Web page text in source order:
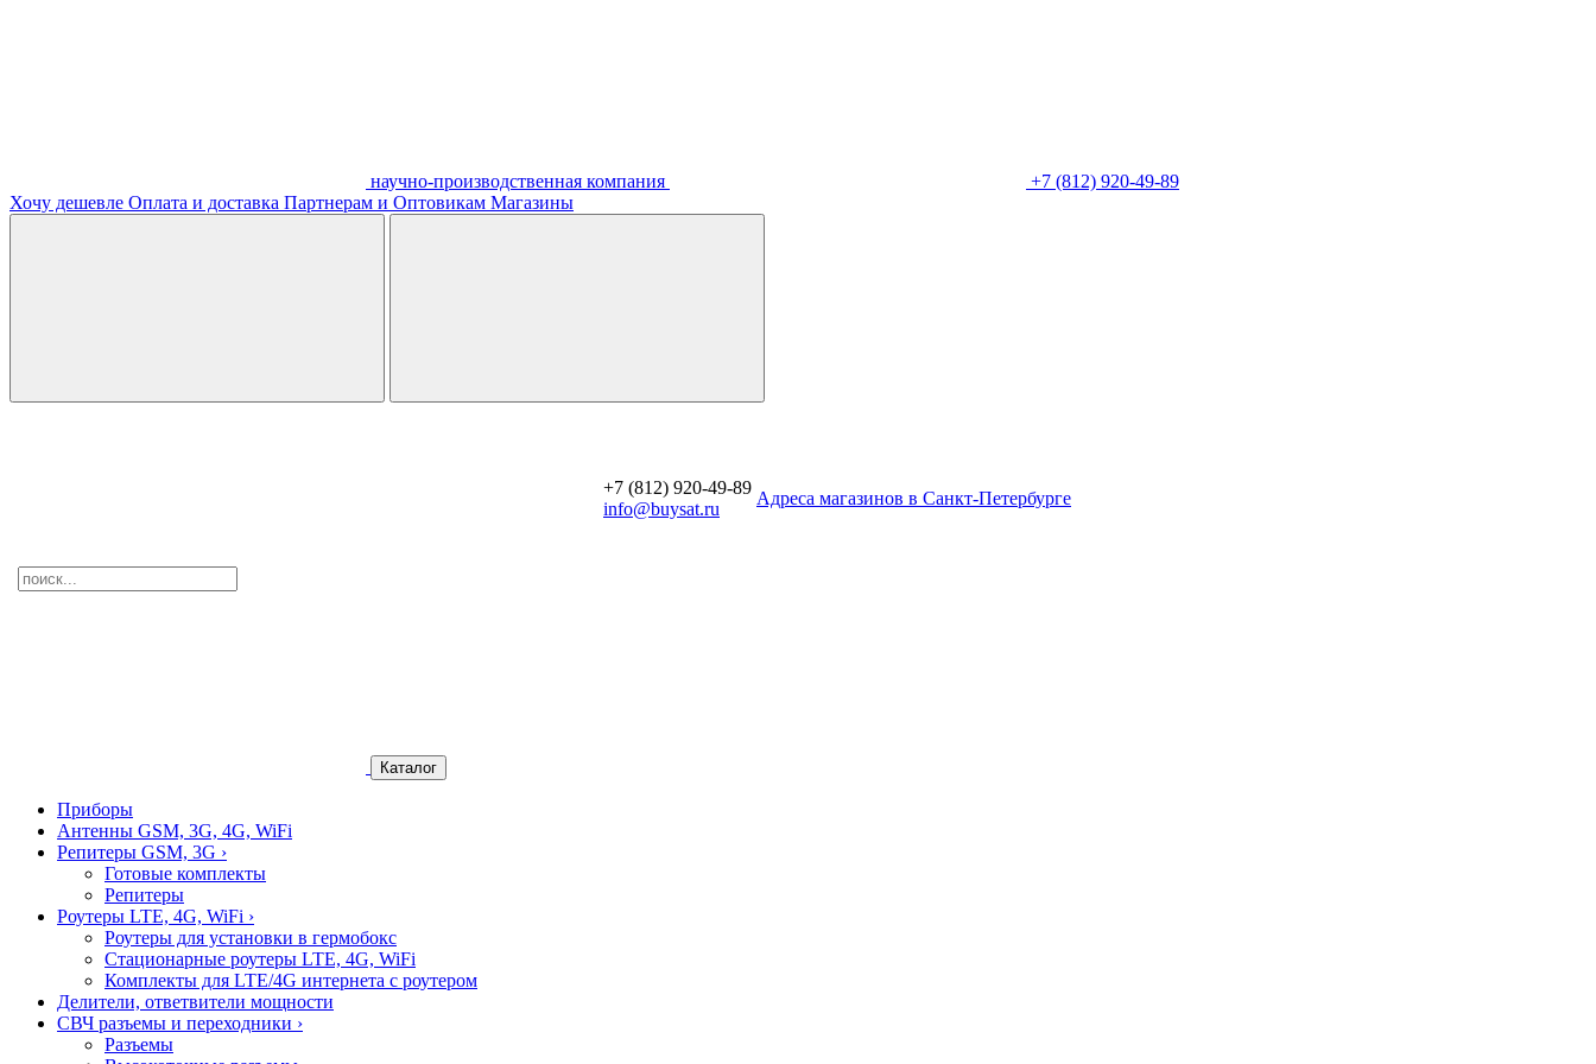
научно-производственная компания
+7 (812) 920-49-89
Хочу дешевле Оплата и доставка Партнерам и Оптовикам Магазины
+7 (812) 920-49-89
info@buysat.ru
Aдреса магазинов в Санкт-Петербурге
Каталог
Приборы
Антенны GSM, 3G, 4G, WiFi
Репитеры GSM, 3G ›
Готовые комплекты
Репитеры
Роутеры LTE, 4G, WiFi ›
Роутеры для установки в гермобокс
Стационарные роутеры LTE, 4G, WiFi
Комплекты для LTE/4G интернета с роутером
Делители, ответвители мощности
СВЧ разъемы и переходники ›
Разъемы